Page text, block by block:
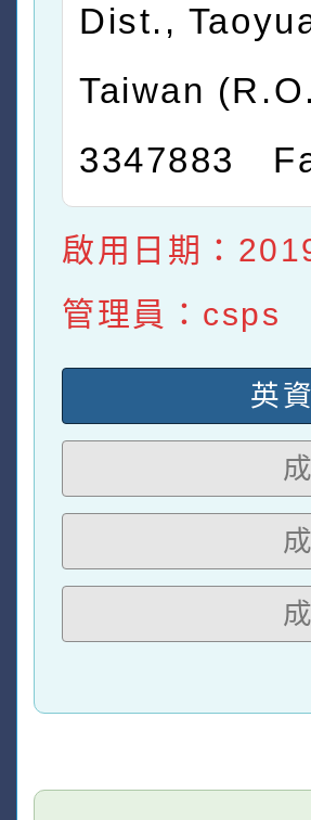
Dist.,
Taiwan
3347883
啟用日期：
管理員：csps
英